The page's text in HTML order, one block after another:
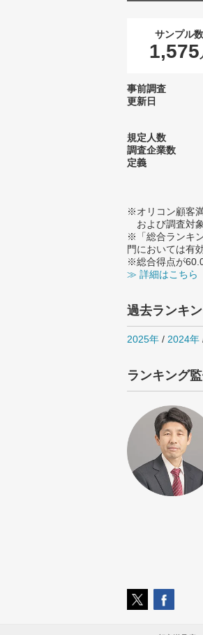
サンプル数
1,575
事前調査
更新日
規定人数
調査企業数
定義
※オリコン顧客
および調査対
※「総合ランキ
門においては有
※総合得点が
≫ 詳細はこちら
過去ランキ
2025年 / 2024年
ランキング